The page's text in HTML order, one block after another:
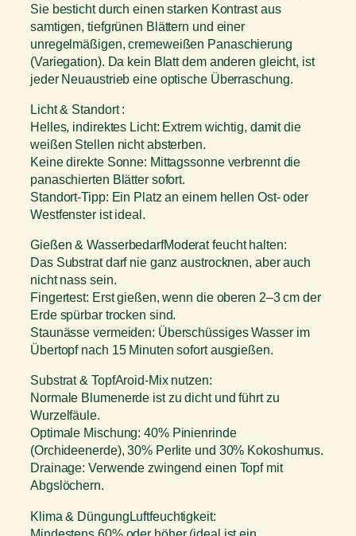
Sie besticht durch einen starken Kontrast aus
samtigen, tiefgrünen Blättern und einer
unregelmäßigen, cremeweißen Panaschierung
(Variegation). Da kein Blatt dem anderen gleicht, ist
jeder Neuaustrieb eine optische Überraschung.
Licht & Standort :
Helles, indirektes Licht: Extrem wichtig, damit die
weißen Stellen nicht absterben.
Keine direkte Sonne: Mittagssonne verbrennt die
panaschierten Blätter sofort.
Standort-Tipp: Ein Platz an einem hellen Ost- oder
Westfenster ist ideal.
Gießen & WasserbedarfModerat feucht halten:
Das Substrat darf nie ganz austrocknen, aber auch
nicht nass sein.
Fingertest: Erst gießen, wenn die oberen 2–3 cm der
Erde spürbar trocken sind.
Staunässe vermeiden: Überschüssiges Wasser im
Übertopf nach 15 Minuten sofort ausgießen.
Substrat & TopfAroid-Mix nutzen:
Normale Blumenerde ist zu dicht und führt zu
Wurzelfäule.
Optimale Mischung: 40% Pinienrinde
(Orchideenerde), 30% Perlite und 30% Kokoshumus.
Drainage: Verwende zwingend einen Topf mit
Abgslöchern.
Klima & DüngungLuftfeuchtigkeit: